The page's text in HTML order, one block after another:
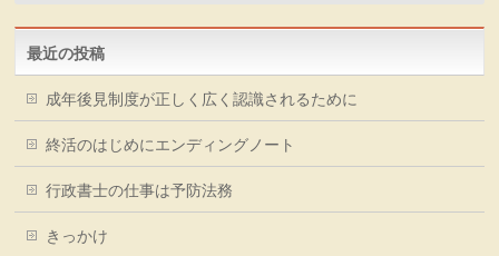
最近の投稿
成年後見制度が正しく広く認識されるために
終活のはじめにエンディングノート
行政書士の仕事は予防法務
きっかけ